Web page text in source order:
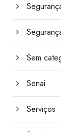
Sem
Senai
Serviços